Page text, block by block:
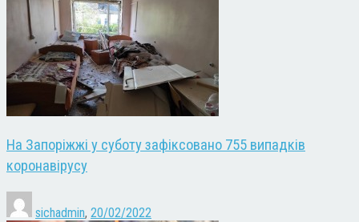
На Запоріжжі у суботу зафіксовано 755 випадків
коронавірусу
sichadmin, 20/02/2022